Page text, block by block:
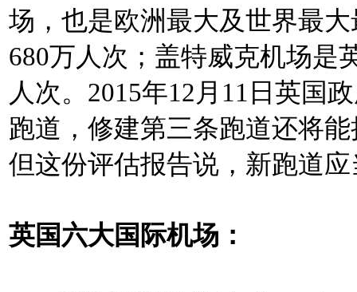
场，也是欧洲最大及世界最
680万人次；盖特威克机场是
人次。2015年12月11日英国
跑道，修建第三条跑道还将
但这份评估报告说，新跑道
英国六大国际机场：